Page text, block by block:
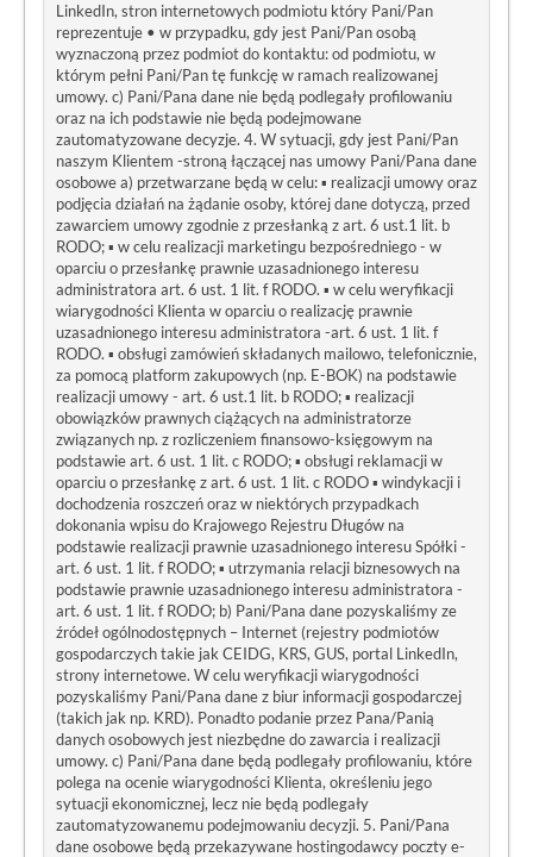
LinkedIn, stron internetowych podmiotu który Pani/Pan
reprezentuje • w przypadku, gdy jest Pani/Pan osobą
wyznaczoną przez podmiot do kontaktu: od podmiotu, w
którym pełni Pani/Pan tę funkcję w ramach realizowanej
umowy. c) Pani/Pana dane nie będą podlegały profilowaniu
oraz na ich podstawie nie będą podejmowane
zautomatyzowane decyzje. 4. W sytuacji, gdy jest Pani/Pan
naszym Klientem -stroną łączącej nas umowy Pani/Pana dane
osobowe a) przetwarzane będą w celu: ▪ realizacji umowy oraz
podjęcia działań na żądanie osoby, której dane dotyczą, przed
zawarciem umowy zgodnie z przesłanką z art. 6 ust.1 lit. b
RODO; ▪ w celu realizacji marketingu bezpośredniego - w
oparciu o przesłankę prawnie uzasadnionego interesu
administratora art. 6 ust. 1 lit. f RODO. ▪ w celu weryfikacji
wiarygodności Klienta w oparciu o realizację prawnie
uzasadnionego interesu administratora -art. 6 ust. 1 lit. f
RODO. ▪ obsługi zamówień składanych mailowo, telefonicznie,
za pomocą platform zakupowych (np. E-BOK) na podstawie
realizacji umowy - art. 6 ust.1 lit. b RODO; ▪ realizacji
obowiązków prawnych ciążących na administratorze
związanych np. z rozliczeniem finansowo-księgowym na
podstawie art. 6 ust. 1 lit. c RODO; ▪ obsługi reklamacji w
oparciu o przesłankę z art. 6 ust. 1 lit. c RODO ▪ windykacji i
dochodzenia roszczeń oraz w niektórych przypadkach
dokonania wpisu do Krajowego Rejestru Długów na
podstawie realizacji prawnie uzasadnionego interesu Spółki -
art. 6 ust. 1 lit. f RODO; ▪ utrzymania relacji biznesowych na
podstawie prawnie uzasadnionego interesu administratora -
art. 6 ust. 1 lit. f RODO; b) Pani/Pana dane pozyskaliśmy ze
źródeł ogólnodostępnych – Internet (rejestry podmiotów
gospodarczych takie jak CEIDG, KRS, GUS, portal LinkedIn,
strony internetowe. W celu weryfikacji wiarygodności
pozyskaliśmy Pani/Pana dane z biur informacji gospodarczej
(takich jak np. KRD). Ponadto podanie przez Pana/Panią
danych osobowych jest niezbędne do zawarcia i realizacji
umowy. c) Pani/Pana dane będą podlegały profilowaniu, które
polega na ocenie wiarygodności Klienta, określeniu jego
sytuacji ekonomicznej, lecz nie będą podlegały
zautomatyzowanemu podejmowaniu decyzji. 5. Pani/Pana
dane osobowe będą przekazywane hostingodawcy poczty e-